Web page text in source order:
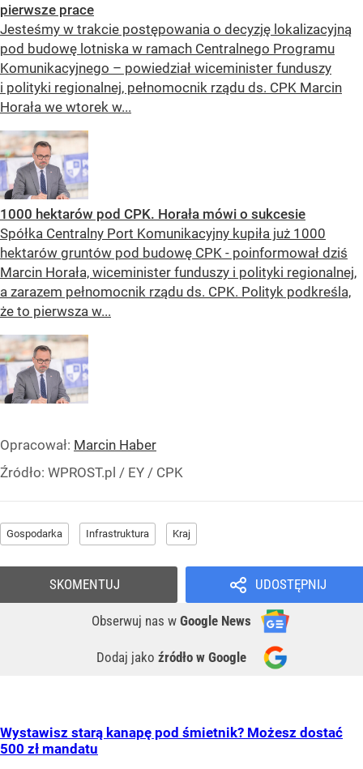
pierwsze prace
Jesteśmy w trakcie postępowania o decyzję lokalizacyjną
pod budowę lotniska w ramach Centralnego Programu
Komunikacyjnego – powiedział wiceminister funduszy
i polityki regionalnej, pełnomocnik rządu ds. CPK Marcin
Horała we wtorek w...
1000 hektarów pod CPK. Horała mówi o sukcesie
Spółka Centralny Port Komunikacyjny kupiła już 1000
hektarów gruntów pod budowę CPK - poinformował dziś
Marcin Horała, wiceminister funduszy i polityki regionalnej,
a zarazem pełnomocnik rządu ds. CPK. Polityk podkreśla,
że to pierwsza w...
Opracował: Marcin Haber
Źródło: WPROST.pl / EY / CPK
Gospodarka Infrastruktura Kraj
UDOSTĘPNIJ
Obserwuj nas w Google News
Dodaj jako źródło w Google
SKOMENTUJ
Wystawisz starą kanapę pod śmietnik? Możesz dostać
500 zł mandatu